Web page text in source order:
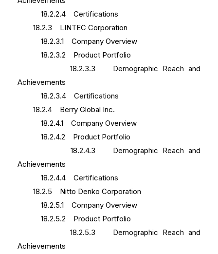
18.2.2.4 Certifications
18.2.3 LINTEC Corporation
18.2.3.1 Company Overview
18.2.3.2 Product Portfolio
18.2.3.3 Demographic Reach and
Achievements
18.2.3.4 Certifications
18.2.4 Berry Global Inc.
18.2.4.1 Company Overview
18.2.4.2 Product Portfolio
18.2.4.3 Demographic Reach and
Achievements
18.2.4.4 Certifications
18.2.5 Nitto Denko Corporation
18.2.5.1 Company Overview
18.2.5.2 Product Portfolio
18.2.5.3 Demographic Reach and
Achievements